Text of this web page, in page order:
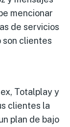
mencionar
de servicios
son clientes
Totalplay y
clientes la
plan de bajo